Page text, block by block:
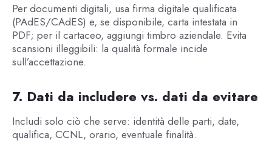
Per documenti digitali, usa firma digitale qualificata
(PAdES/CAdES) e, se disponibile, carta intestata in
PDF; per il cartaceo, aggiungi timbro aziendale. Evita
scansioni illeggibili: la qualità formale incide
sull’accettazione.
7. Dati da includere vs. dati da evitare
Includi solo ciò che serve: identità delle parti, date,
qualifica, CCNL, orario, eventuale finalità.